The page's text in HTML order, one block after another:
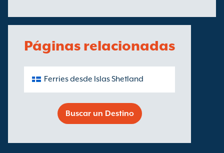
Páginas relacionadas
Ferries desde Islas Shetland
Buscar un Destino